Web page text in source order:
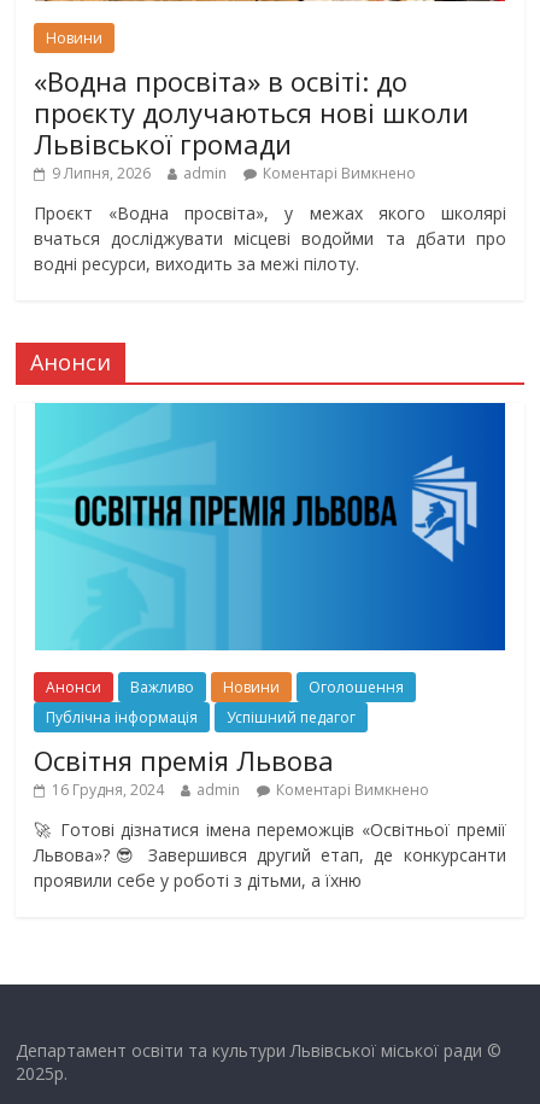
Новини
«Водна просвіта» в освіті: до
проєкту долучаються нові школи
Львівської громади
9 Липня, 2026 admin Коментарі Вимкнено
Проєкт «Водна просвіта», у межах якого школярі
вчаться досліджувати місцеві водойми та дбати про
водні ресурси, виходить за межі пілоту.
Анонси
Анонси Важливо Новини
Оголошення
Публічна інформація
Успішний педагог
Освітня премія Львова
16 Грудня, 2024 admin Коментарі Вимкнено
🚀 Готові дізнатися імена переможців «Освітньої премії
Львова»?😎 Завершився другий етап, де конкурсанти
проявили себе у роботі з дітьми, а їхню
Департамент освіти та культури Львівської міської ради ©
2025р.